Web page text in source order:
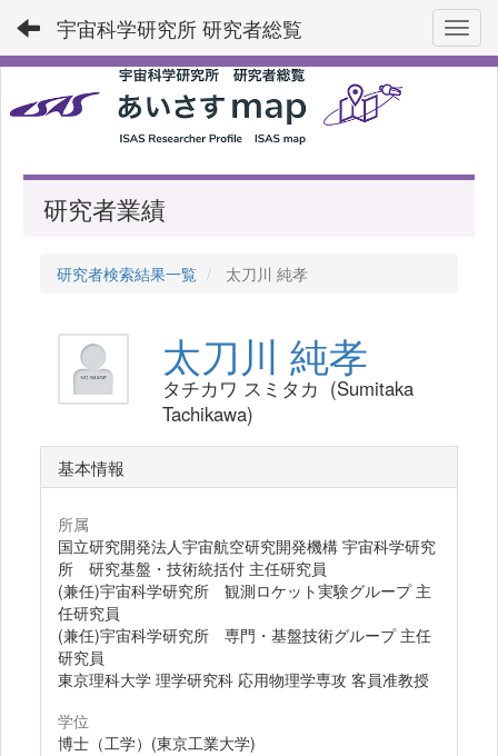
宇宙科学研究所 研究者総覧
研究者業績
研究者検索結果一覧 太刀川 純孝
太刀川 純孝
タチカワ スミタカ (Sumitaka
Tachikawa)
基本情報
所属
国立研究開発法人宇宙航空研究開発機構 宇宙科学研究
所 研究基盤・技術統括付 主任研究員
(兼任)宇宙科学研究所 観測ロケット実験グループ 主
任研究員
(兼任)宇宙科学研究所 専門・基盤技術グループ 主任
研究員
東京理科大学 理学研究科 応用物理学専攻 客員准教授
学位
博士（工学）(東京工業大学)